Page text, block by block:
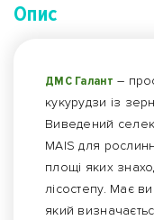
Опис
ДМС Галант –
кукурудзи із
Виведений
MAIS для
площі яких
лісостепу. Має
який